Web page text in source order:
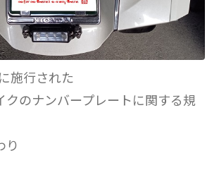
施行された
クのナンバープレートに関する規
り